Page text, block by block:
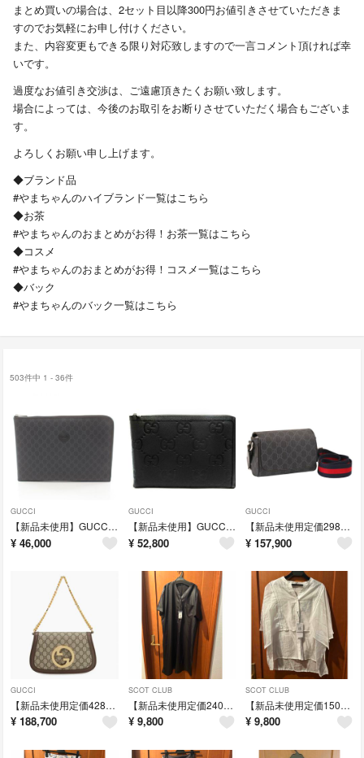
まとめ買いの場合は、2セット目以降300円お値引きさせていただきま
すのでお気軽にお申し付けください。
また、内容変更もできる限り対応致しますので一言コメント頂ければ幸
いです。
過度なお値引き交渉は、ご遠慮頂きたくお願い致します。
場合によっては、今後のお取引をお断りさせていただく場合もございま
す。
よろしくお願い申し上げます。
◆ブランド品
#やまちゃんのハイブランド一覧はこちら
◆お茶
#やまちゃんのおまとめがお得！お茶一覧はこちら
◆コスメ
#やまちゃんのおまとめがお得！コスメ一覧はこちら
◆バック
#やまちゃんのバック一覧はこちら
503件中 1 - 36件
GUCCI
【新品未使用】GUCCI GGスプリーム クラッチバッグ セカンドバッグ
¥ 46,000
GUCCI
【新品未使用】GUCCI ジャンボGG コーナージップ PCケース
¥ 52,800
GUCCI
【新品未使用定価298000円】GUCCI GGスプリーム ショルダーバッグ
¥ 157,900
GUCCI
【新品未使用定価428000円】GUCCI GGスプリーム ショルダーバッグ
¥ 188,700
SCOT CLUB
【新品未使用定価24000円】ヤマダヤ ブラック 半袖ボタン付きワンピース
¥ 9,800
SCOT CLUB
【新品未使用定価15000円】ヤマダヤ ホワイト 半袖シャツ サイズ38
¥ 9,800